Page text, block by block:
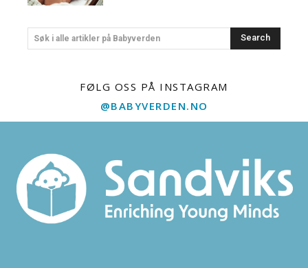
Søk i alle artikler på Babyverden Search
FØLG OSS PÅ INSTAGRAM
@BABYVERDEN.NO